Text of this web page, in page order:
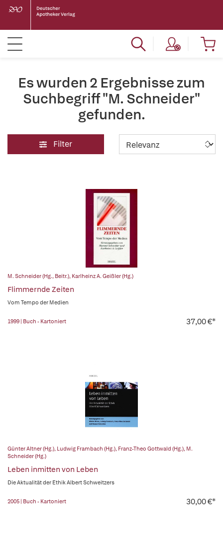
Es wurden 2 Ergebnisse zum
Suchbegriff "M. Schneider"
gefunden.
Filter
M. Schneider (Hg., Beitr.), Karlheinz A. Geißler (Hg.)
Flimmernde Zeiten
Vom Tempo der Medien
1999 | Buch - Kartoniert 37,00 €*
Günter Altner (Hg.), Ludwig Frambach (Hg.), Franz-Theo Gottwald (Hg.), M.
Schneider (Hg.)
Leben inmitten von Leben
Die Aktualität der Ethik Albert Schweitzers
2005 | Buch - Kartoniert 30,00 €*